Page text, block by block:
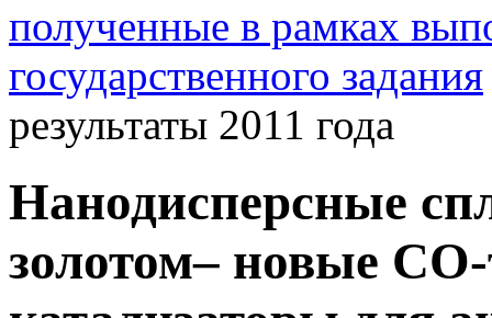
полученные в рамках
государственного задания
результаты 2011 года
Нанодисперсные
золотом– новые